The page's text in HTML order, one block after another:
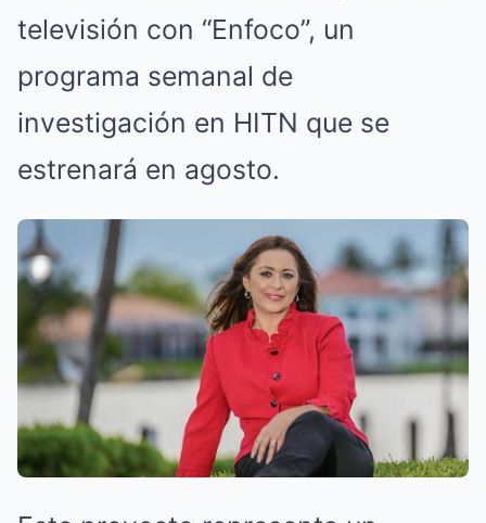
televisión con “Enfoco”, un
programa semanal de
investigación en HITN que se
estrenará en agosto.